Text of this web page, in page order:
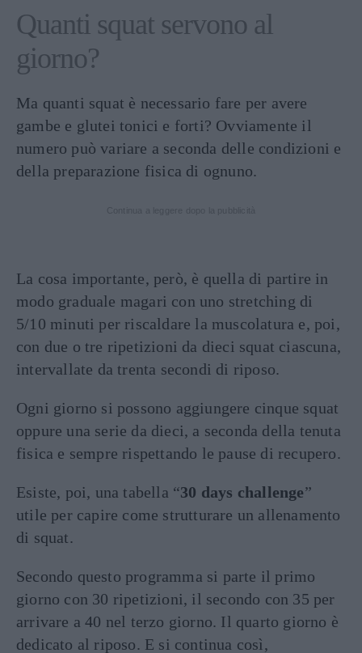
Quanti squat servono al
giorno?
Ma quanti squat è necessario fare per avere
gambe e glutei tonici e forti? Ovviamente il
numero può variare a seconda delle condizioni e
della preparazione fisica di ognuno.
La cosa importante, però, è quella di partire in
modo graduale magari con uno stretching di
5/10 minuti per riscaldare la muscolatura e, poi,
con due o tre ripetizioni da dieci squat ciascuna,
intervallate da trenta secondi di riposo.
Ogni giorno si possono aggiungere cinque squat
oppure una serie da dieci, a seconda della tenuta
fisica e sempre rispettando le pause di recupero.
Esiste, poi, una tabella “30 days challenge”
utile per capire come strutturare un allenamento
di squat.
Secondo questo programma si parte il primo
giorno con 30 ripetizioni, il secondo con 35 per
arrivare a 40 nel terzo giorno. Il quarto giorno è
dedicato al riposo. E si continua così,